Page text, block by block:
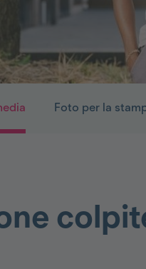
Foto per la